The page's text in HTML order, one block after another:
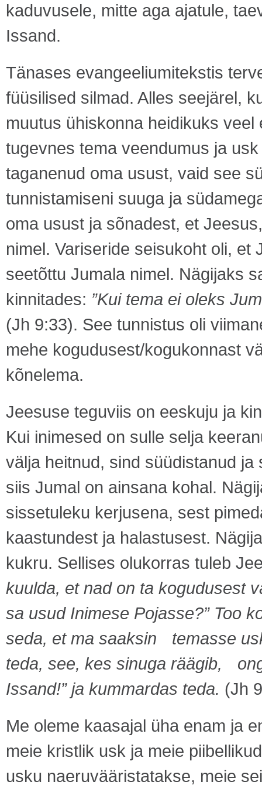
kaduvusele, mitte aga ajatule,
Issand.
Tänases evangeeliumitekstis
füüsilised silmad. Alles seejärel,
muutus ühiskonna heidikuks
tugevnes tema veendumus ja
taganenud oma usust, vaid see
tunnistamiseni suuga ja
oma usust ja sõnadest, et
nimel. Variseride seisukoht oli,
seetõttu Jumala nimel. Nägijaks
kinnitades: ”Kui tema ei oleks
(Jh 9:33). See tunnistus oli
mehe kogudusest/kogukonnast
kõnelema.
Jeesuse teguviis on eeskuju ja
Kui inimesed on sulle selja
välja heitnud, sind süüdistanud
siis Jumal on ainsana kohal.
sissetuleku kerjusena, sest
kaastundest ja halastusest.
kukru. Sellises olukorras tuleb
kuulda, et nad on ta kogudusest
sa usud Inimese Pojasse?” Too
seda, et ma saaksin temasse
teda, see, kes sinuga räägib,
Issand!” ja kummardas teda. (Jh
Me oleme kaasajal üha enam ja
meie kristlik usk ja meie
usku naeruvääristatakse, meie